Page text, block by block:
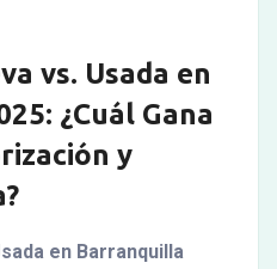
vs. Usada en
¿Cuál Gana
y
en Barranquilla